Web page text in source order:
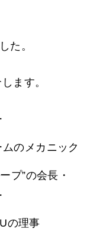
た。
ます。
のメカニック
プ”の会長・
の理事